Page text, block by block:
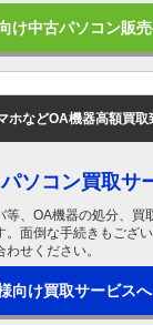
け中古パソコン販
ホなどOA機器高額買取
ソコン買取サ
、OA機器の処分、買
。面倒な手続きもござ
せください。
向け買取サービスへ